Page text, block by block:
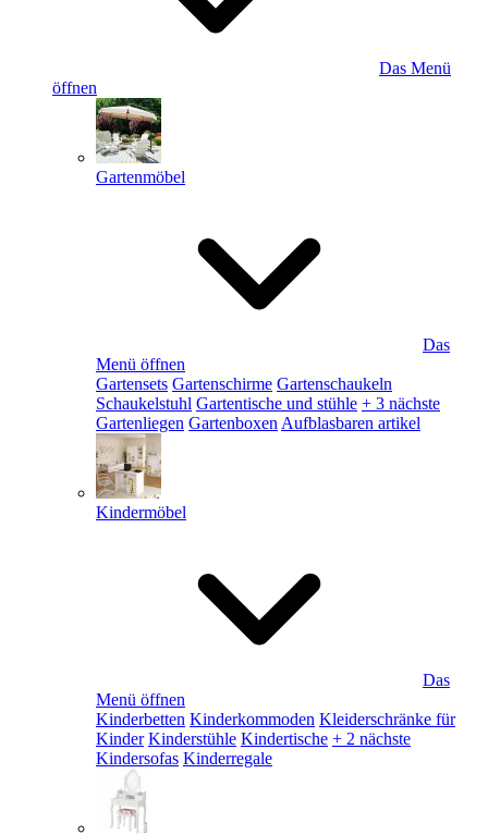
Das Menü
öffnen
Gartenmöbel
Das
Menü öffnen
Gartensets Gartenschirme Gartenschaukeln
Schaukelstuhl Gartentische und stühle + 3 nächste
Gartenliegen Gartenboxen Aufblasbaren artikel
Kindermöbel
Das
Menü öffnen
Kinderbetten Kinderkommoden Kleiderschränke für
Kinder Kinderstühle Kindertische + 2 nächste
Kindersofas Kinderregale